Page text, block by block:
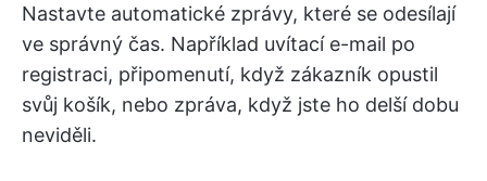
Nastavte automatické zprávy, které se odesílají
ve správný čas. Například uvítací e-mail po
registraci, připomenutí, když zákazník opustil
svůj košík, nebo zpráva, když jste ho delší dobu
neviděli.